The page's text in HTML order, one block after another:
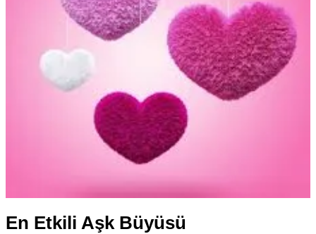
En Etkili Aşk Büyüsü